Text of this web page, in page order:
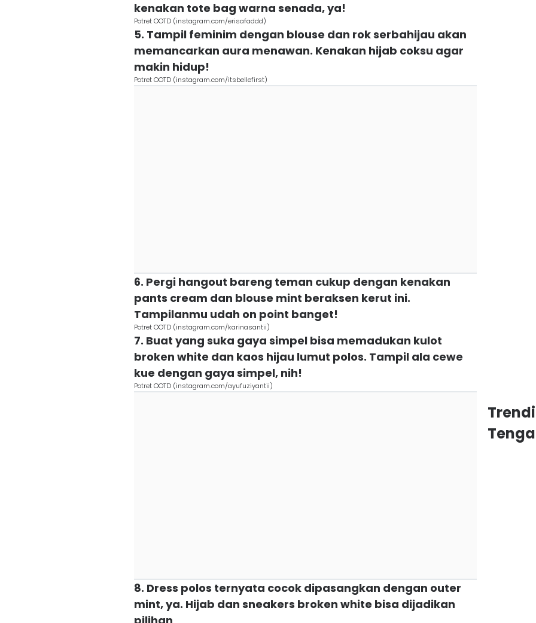
kenakan tote bag warna senada, ya!
Potret OOTD (instagram.com/erisafaddd)
5. Tampil feminim dengan blouse dan rok serbahijau akan
memancarkan aura menawan. Kenakan hijab coksu agar
makin hidup!
Potret OOTD (instagram.com/itsbellefirst)
6. Pergi hangout bareng teman cukup dengan kenakan
pants cream dan blouse mint beraksen kerut ini.
Tampilanmu udah on point banget!
Potret OOTD (instagram.com/karinasantii)
7. Buat yang suka gaya simpel bisa memadukan kulot
broken white dan kaos hijau lumut polos. Tampil ala cewe
kue dengan gaya simpel, nih!
Potret OOTD (instagram.com/ayufuziyantii)
8. Dress polos ternyata cocok dipasangkan dengan outer
mint, ya. Hijab dan sneakers broken white bisa dijadikan